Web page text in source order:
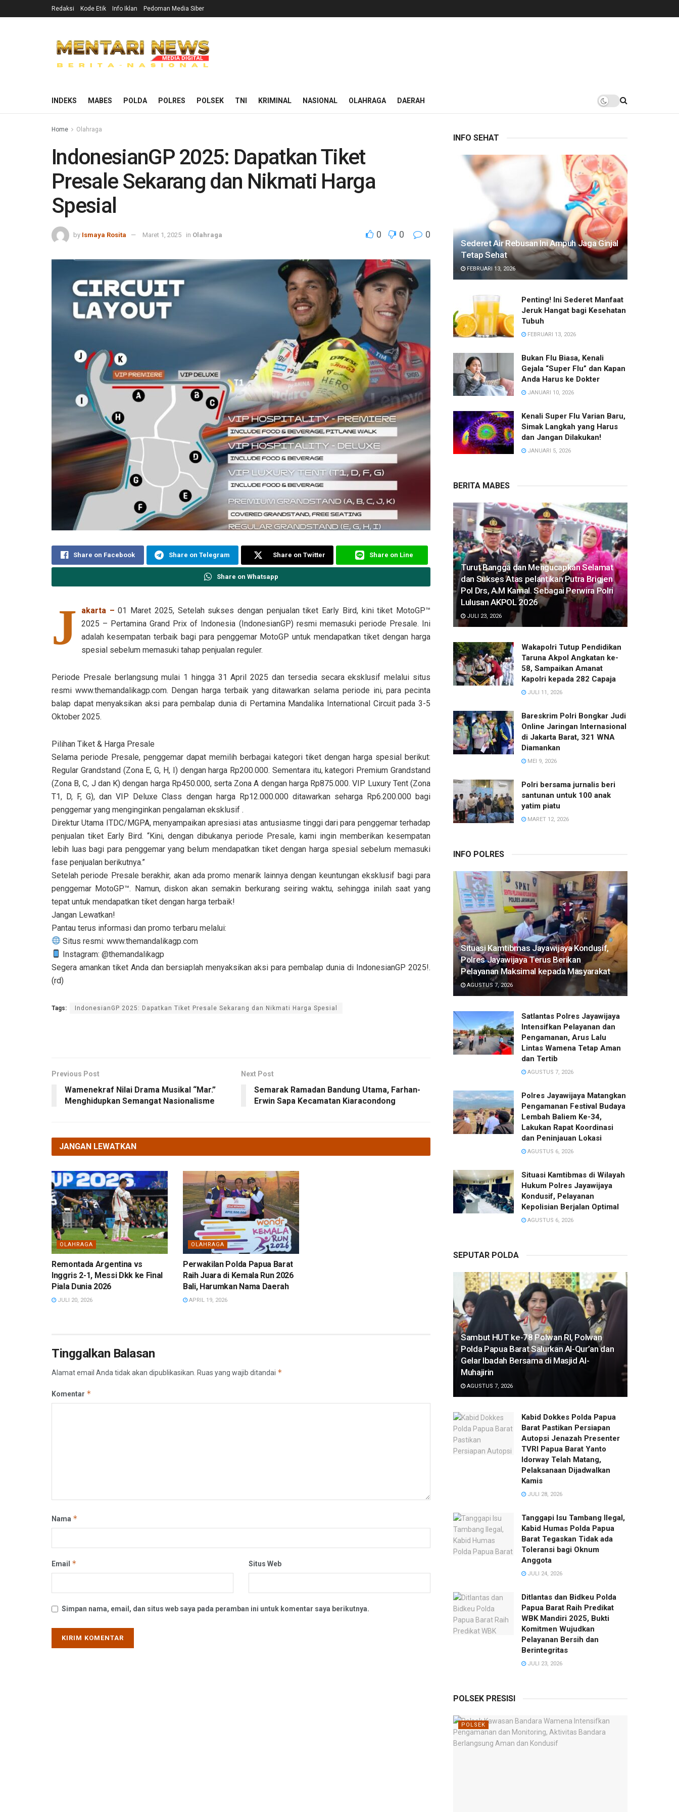
Redaksi Kode Etik Info Iklan Pedoman Media Siber
INDEKS MABES POLDA POLRES POLSEK TNI KRIMINAL NASIONAL OLAHRAGA DAERAH
Home Olahraga
IndonesianGP 2025: Dapatkan Tiket
Presale Sekarang dan Nikmati Harga
Spesial
by Ismaya Rosita Maret 1, 2025 in Olahraga 0 0 0
Share on Facebook Share on Telegram Share on Twitter Share on Line
Share on Whatsapp
J akarta – 01 Maret 2025, Setelah sukses dengan penjualan tiket Early Bird, kini tiket MotoGP™
2025 – Pertamina Grand Prix of Indonesia (IndonesianGP) resmi memasuki periode Presale. Ini
adalah kesempatan terbaik bagi para penggemar MotoGP untuk mendapatkan tiket dengan harga
spesial sebelum memasuki tahap penjualan reguler.
Periode Presale berlangsung mulai 1 hingga 31 April 2025 dan tersedia secara eksklusif melalui situs
resmi www.themandalikagp.com. Dengan harga terbaik yang ditawarkan selama periode ini, para pecinta
balap dapat menyaksikan aksi para pembalap dunia di Pertamina Mandalika International Circuit pada 3-5
Oktober 2025.
Pilihan Tiket & Harga Presale
Selama periode Presale, penggemar dapat memilih berbagai kategori tiket dengan harga spesial berikut:
Regular Grandstand (Zona E, G, H, I) dengan harga Rp200.000. Sementara itu, kategori Premium Grandstand
(Zona B, C, J dan K) dengan harga Rp450.000, serta Zona A dengan harga Rp875.000. VIP Luxury Tent (Zona
T1, D, F, G), dan VIP Deluxe Class dengan harga Rp12.000.000 ditawarkan seharga Rp6.200.000 bagi
penggemar yang menginginkan pengalaman eksklusif .
Direktur Utama ITDC/MGPA, menyampaikan apresiasi atas antusiasme tinggi dari para penggemar terhadap
penjualan tiket Early Bird. “Kini, dengan dibukanya periode Presale, kami ingin memberikan kesempatan
lebih luas bagi para penggemar yang belum mendapatkan tiket dengan harga spesial sebelum memasuki
fase penjualan berikutnya.”
Setelah periode Presale berakhir, akan ada promo menarik lainnya dengan keuntungan eksklusif bagi para
penggemar MotoGP™. Namun, diskon akan semakin berkurang seiring waktu, sehingga inilah saat yang
tepat untuk mendapatkan tiket dengan harga terbaik!
Jangan Lewatkan!
Pantau terus informasi dan promo terbaru melalui:
Situs resmi: www.themandalikagp.com
Instagram: @themandalikagp
Segera amankan tiket Anda dan bersiaplah menyaksikan aksi para pembalap dunia di IndonesianGP 2025!.
(rd)
Tags: IndonesianGP 2025: Dapatkan Tiket Presale Sekarang dan Nikmati Harga Spesial
Previous Post
Wamenekraf Nilai Drama Musikal “Mar.”
Menghidupkan Semangat Nasionalisme
Next Post
Semarak Ramadan Bandung Utama, Farhan-
Erwin Sapa Kecamatan Kiaracondong
JANGAN LEWATKAN
OLAHRAGA
Remontada Argentina vs
Inggris 2-1, Messi Dkk ke Final
Piala Dunia 2026
JULI 20, 2026
OLAHRAGA
Perwakilan Polda Papua Barat
Raih Juara di Kemala Run 2026
Bali, Harumkan Nama Daerah
APRIL 19, 2026
Tinggalkan Balasan
Alamat email Anda tidak akan dipublikasikan. Ruas yang wajib ditandai *
Komentar *
Nama *
Email * Situs Web
Simpan nama, email, dan situs web saya pada peramban ini untuk komentar saya berikutnya.
INFO SEHAT
Sederet Air Rebusan Ini Ampuh Jaga Ginjal
Tetap Sehat
FEBRUARI 13, 2026
Penting! Ini Sederet Manfaat
Jeruk Hangat bagi Kesehatan
Tubuh
FEBRUARI 13, 2026
Bukan Flu Biasa, Kenali
Gejala “Super Flu” dan Kapan
Anda Harus ke Dokter
JANUARI 10, 2026
Kenali Super Flu Varian Baru,
Simak Langkah yang Harus
dan Jangan Dilakukan!
JANUARI 5, 2026
BERITA MABES
Turut Bangga dan Mengucapkan Selamat
dan Sukses Atas pelantikan Putra Brigjen
Pol Drs, A.M Kamal. Sebagai Perwira Polri
Lulusan AKPOL 2026
JULI 23, 2026
Wakapolri Tutup Pendidikan
Taruna Akpol Angkatan ke-
58, Sampaikan Amanat
Kapolri kepada 282 Capaja
JULI 11, 2026
Bareskrim Polri Bongkar Judi
Online Jaringan Internasional
di Jakarta Barat, 321 WNA
Diamankan
MEI 9, 2026
Polri bersama jurnalis beri
santunan untuk 100 anak
yatim piatu
MARET 12, 2026
INFO POLRES
Situasi Kamtibmas Jayawijaya Kondusif,
Polres Jayawijaya Terus Berikan
Pelayanan Maksimal kepada Masyarakat
AGUSTUS 7, 2026
Satlantas Polres Jayawijaya
Intensifkan Pelayanan dan
Pengamanan, Arus Lalu
Lintas Wamena Tetap Aman
dan Tertib
AGUSTUS 7, 2026
Polres Jayawijaya Matangkan
Pengamanan Festival Budaya
Lembah Baliem Ke-34,
Lakukan Rapat Koordinasi
dan Peninjauan Lokasi
AGUSTUS 6, 2026
Situasi Kamtibmas di Wilayah
Hukum Polres Jayawijaya
Kondusif, Pelayanan
Kepolisian Berjalan Optimal
AGUSTUS 6, 2026
SEPUTAR POLDA
Sambut HUT ke-78 Polwan RI, Polwan
Polda Papua Barat Salurkan Al-Qur’an dan
Gelar Ibadah Bersama di Masjid Al-
Muhajirin
AGUSTUS 7, 2026
Kabid Dokkes Polda Papua
Barat Pastikan Persiapan
Autopsi Jenazah Presenter
TVRI Papua Barat Yanto
Idorway Telah Matang,
Pelaksanaan Dijadwalkan
Kamis
JULI 28, 2026
Tanggapi Isu Tambang Ilegal,
Kabid Humas Polda Papua
Barat Tegaskan Tidak ada
Toleransi bagi Oknum
Anggota
JULI 24, 2026
Ditlantas dan Bidkeu Polda
Papua Barat Raih Predikat
WBK Mandiri 2025, Bukti
Komitmen Wujudkan
Pelayanan Bersih dan
Berintegritas
JULI 23, 2026
POLSEK PRESISI
POLSEK